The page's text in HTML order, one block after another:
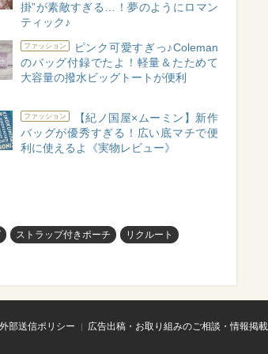
掛”が素敵すぎる…！夢のようにロマン
ティック♪
ファッション
ピンク可愛すぎっ♪Coleman
のバッグ付録でたよ！軽量＆たためて
大容量の撥水ビッグトートが便利
ファッション
【紀ノ国屋×ムーミン】新作
バッグが優秀すぎる！広い底マチで便
利に使えるよ《実物レビュー》
ストラップ付きポーチ リクルート
外部送信ポリシー
広告出稿・お取り組みのご相談・情報掲